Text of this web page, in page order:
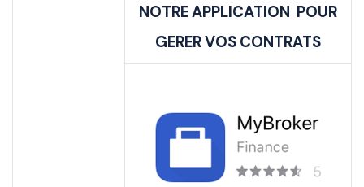
NOTRE APPLICATION POUR
GERER VOS CONTRATS